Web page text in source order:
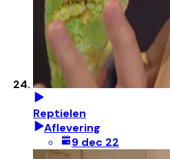
Reptielen
Aflevering
9 dec 22